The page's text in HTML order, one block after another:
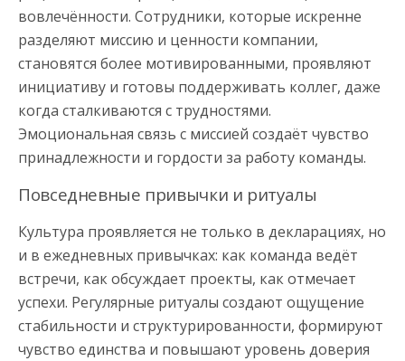
вовлечённости. Сотрудники, которые искренне
разделяют миссию и ценности компании,
становятся более мотивированными, проявляют
инициативу и готовы поддерживать коллег, даже
когда сталкиваются с трудностями.
Эмоциональная связь с миссией создаёт чувство
принадлежности и гордости за работу команды.
Повседневные привычки и ритуалы
Культура проявляется не только в декларациях, но
и в ежедневных привычках: как команда ведёт
встречи, как обсуждает проекты, как отмечает
успехи. Регулярные ритуалы создают ощущение
стабильности и структурированности, формируют
чувство единства и повышают уровень доверия